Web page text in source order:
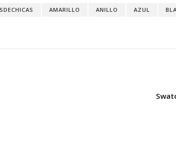
AMARILLO ANILLO AZUL